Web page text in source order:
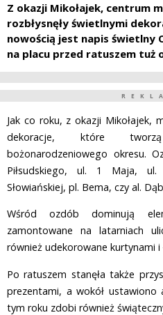
Z okazji Mikołajek, centrum
rozbłysnęły świetlnymi
nowością jest napis świetlny
na placu przed ratuszem
Jak co roku, z okazji Mikołajek,
dekoracje, które
bożonarodzeniowego okresu.
Piłsudskiego, ul. 1 Maja,
Słowiańskiej, pl. Bema, czy al.
Wśród ozdób dominują
zamontowane na latarniach
również udekorowane kurtynami i
Po ratuszem stanęła także
prezentami, a wokół ustawiono
tym roku zdobi również